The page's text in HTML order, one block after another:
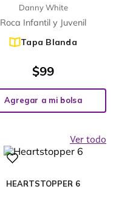
Danny White
Roca Infantil y Juvenil
Tapa Blanda
$99
Agregar a mi bolsa
Ver todo
HEARTSTOPPER 6